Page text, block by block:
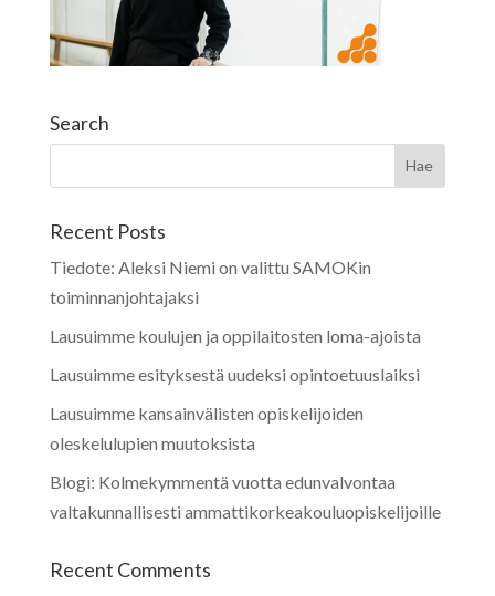
Search
Recent Posts
Tiedote: Aleksi Niemi on valittu SAMOKin
toiminnanjohtajaksi
Lausuimme koulujen ja oppilaitosten loma-ajoista
Lausuimme esityksestä uudeksi opintoetuuslaiksi
Lausuimme kansainvälisten opiskelijoiden
oleskelulupien muutoksista
Blogi: Kolmekymmentä vuotta edunvalvontaa
valtakunnallisesti ammattikorkeakouluopiskelijoille
Recent Comments